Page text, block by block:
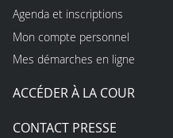
Agenda et inscriptions
Mon compte personnel
Mes démarches en ligne
ACCÉDER À LA COUR
CONTACT PRESSE